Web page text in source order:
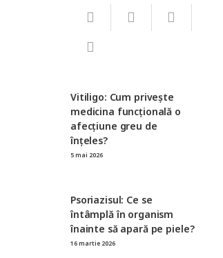
Vitiligo: Cum privește
medicina funcțională o
afecțiune greu de
înțeles?
5 mai 2026
Psoriazisul: Ce se
întâmplă în organism
înainte să apară pe piele?
16 martie 2026